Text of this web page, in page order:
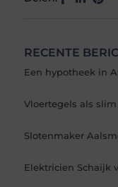
RECENTE
Een hypotheek in
Vloertegels als
Slotenmaker
Elektricien Schaijk